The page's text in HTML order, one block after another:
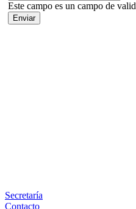
Este campo es un campo de
Secretaría
Contacto